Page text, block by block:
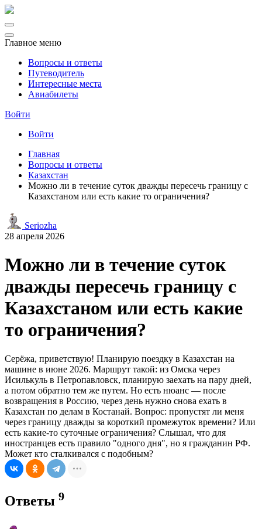
Главное меню
Вопросы и ответы
Путеводитель
Интересные места
Авиабилеты
Войти
Войти
Главная
Вопросы и ответы
Казахстан
Можно ли в течение суток дважды пересечь границу с
Казахстаном или есть какие то ограничения?
Seriozha
28 апреля 2026
Можно ли в течение суток
дважды пересечь границу с
Казахстаном или есть какие
то ограничения?
Серёжа, приветствую! Планирую поездку в Казахстан на
машине в июне 2026. Маршрут такой: из Омска через
Исилькуль в Петропавловск, планирую заехать на пару дней,
а потом обратно тем же путем. Но есть нюанс — после
возвращения в Россию, через день нужно снова ехать в
Казахстан по делам в Костанай. Вопрос: пропустят ли меня
через границу дважды за короткий промежуток времени? Или
есть какие-то суточные ограничения? Слышал, что для
иностранцев есть правило "одного дня", но я гражданин РФ.
Может кто сталкивался с подобным?
Ответы 9